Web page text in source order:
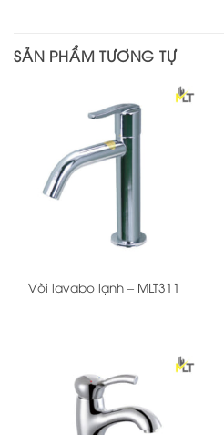
SẢN PHẨM TƯƠNG TỰ
Vòi lavabo lạnh – MLT311